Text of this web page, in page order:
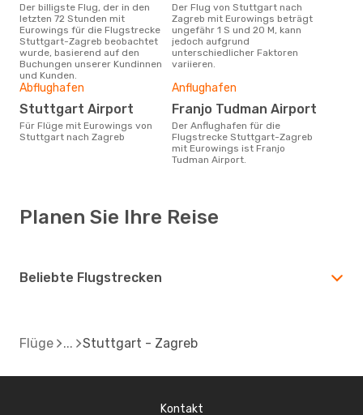
Der billigste Flug, der in den
letzten 72 Stunden mit
Eurowings für die Flugstrecke
Stuttgart-Zagreb beobachtet
wurde, basierend auf den
Buchungen unserer Kundinnen
und Kunden.
Der Flug von Stuttgart nach
Zagreb mit Eurowings beträgt
ungefähr 1 S und 20 M, kann
jedoch aufgrund
unterschiedlicher Faktoren
variieren.
Abflughafen
Stuttgart Airport
Für Flüge mit Eurowings von
Stuttgart nach Zagreb
Anflughafen
Franjo Tudman Airport
Der Anflughafen für die
Flugstrecke Stuttgart-Zagreb
mit Eurowings ist Franjo
Tudman Airport.
Planen Sie Ihre Reise
Beliebte Flugstrecken
Flüge Stuttgart - Zagreb
Kontakt